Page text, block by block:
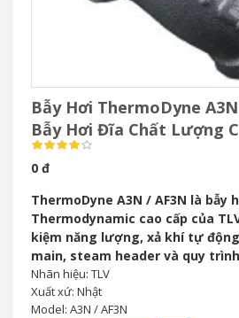
Bẫy Hơi ThermoDyne
Bẫy Hơi Đĩa Chất Lượng
Vượt Trội
0 đ
ThermoDyne A3N / AF3N là bẫy
Thermodynamic cao cấp của
kiệm năng lượng, xả khí tự
main, steam header và quy
Nhãn hiệu: TLV
Xuất xứ: Nhật
Model: A3N / AF3N